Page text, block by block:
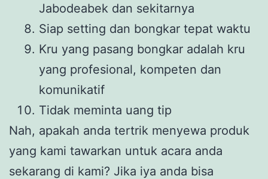
Jabodeabek dan sekitarnya
Siap setting dan bongkar tepat waktu
Kru yang pasang bongkar adalah kru
yang profesional, kompeten dan
komunikatif
Tidak meminta uang tip
Nah, apakah anda tertrik menyewa produk
yang kami tawarkan untuk acara anda
sekarang di kami? Jika iya anda bisa